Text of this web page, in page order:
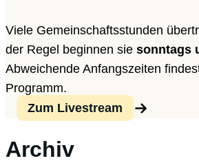
Viele Gemeinschaftsstunden
der Regel beginnen sie sonntags
Abweichende Anfangszeiten
Programm.
Zum Livestream
Archiv